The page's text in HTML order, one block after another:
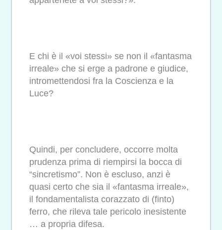
E chi è il «voi stessi» se non il «fantasma
irreale» che si erge a padrone e giudice,
intromettendosi fra la Coscienza e la
Luce?
Quindi, per concludere, occorre molta
prudenza prima di riempirsi la bocca di
“sincretismo”. Non è escluso, anzi è
quasi certo che sia il «fantasma irreale»,
il fondamentalista corazzato di (finto)
ferro, che rileva tale pericolo inesistente
… a propria difesa.